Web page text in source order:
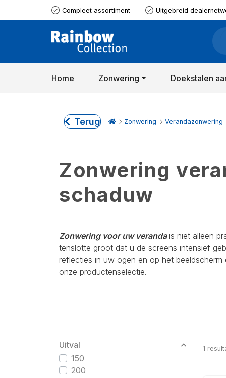
Compleet assortiment Uitgebreid
Home Zonwering Doekstalen
Terug Zonwering Verandazonwering
Zonwering
schaduw
Zonwering voor uw verandais niet alleen
tenslotte groot dat u de screens intensief
reflecties in uw ogen en op het
onze productenselectie.
Uitval
150
200
1